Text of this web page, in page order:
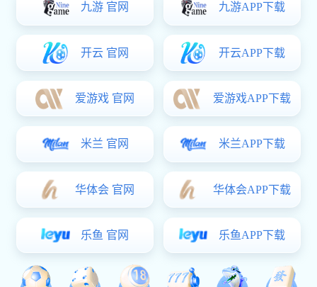
OR-PL2835W(Yellow light）
● 超高效率 ● 高可靠性性能 ●视角 120°
规格书下载
0755-2998 0661
立即咨询